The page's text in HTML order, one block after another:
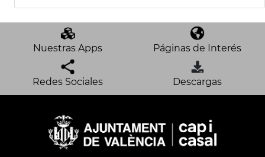
Nuestras Apps Páginas de Interés
Redes Sociales Descargas